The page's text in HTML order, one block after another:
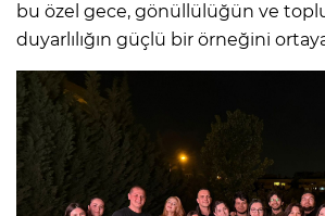
bu özel gece, gönüllülüğün ve
duyarlılığın güçlü bir örneğini